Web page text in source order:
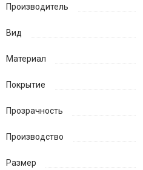
Производитель
Вид
Материал
Покрытие
Прозрачность
Производство
Размер